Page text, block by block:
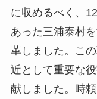
に収めるべく、
あった三浦泰村
革しました。こ
近として重要な
献しました。時